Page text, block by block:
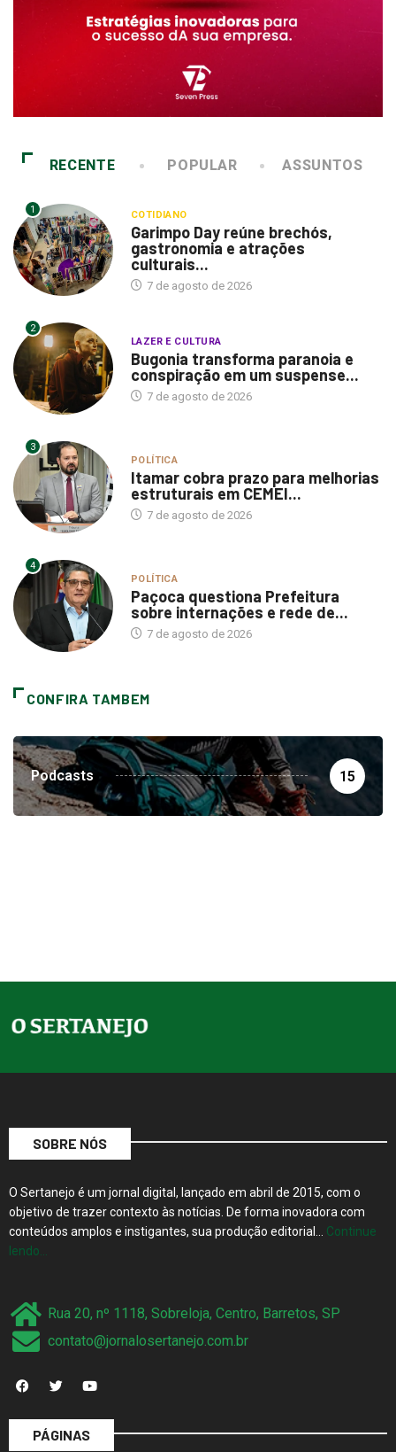
RECENTE POPULAR ASSUNTOS
1 COTIDIANO
Garimpo Day reúne brechós,
gastronomia e atrações
culturais...
7 de agosto de 2026
2
LAZER E CULTURA
Bugonia transforma paranoia e
conspiração em um suspense...
7 de agosto de 2026
3
POLÍTICA
Itamar cobra prazo para melhorias
estruturais em CEMEI...
7 de agosto de 2026
4
POLÍTICA
Paçoca questiona Prefeitura
sobre internações e rede de...
7 de agosto de 2026
CONFIRA TAMBEM
Podcasts 15
SOBRE NÓS
O Sertanejo é um jornal digital, lançado em abril de 2015, com o
objetivo de trazer contexto às notícias. De forma inovadora com
conteúdos amplos e instigantes, sua produção editorial… Continue
lendo…
Rua 20, nº 1118, Sobreloja, Centro, Barretos, SP
contato@jornalosertanejo.com.br
PÁGINAS